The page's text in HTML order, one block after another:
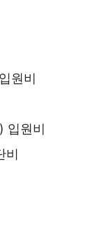
원비
입원비
비